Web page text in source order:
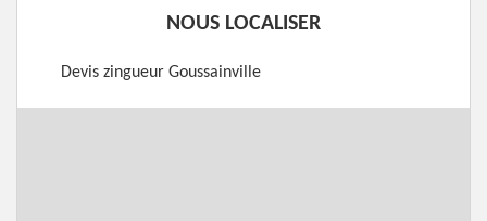
NOUS LOCALISER
Devis zingueur Goussainville